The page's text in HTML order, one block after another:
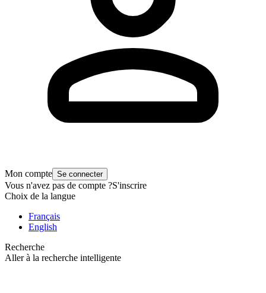
Mon compte Se connecter
Vous n'avez pas de compte ?S'inscrire
Choix de la langue
Français
English
Recherche
Aller à la recherche intelligente